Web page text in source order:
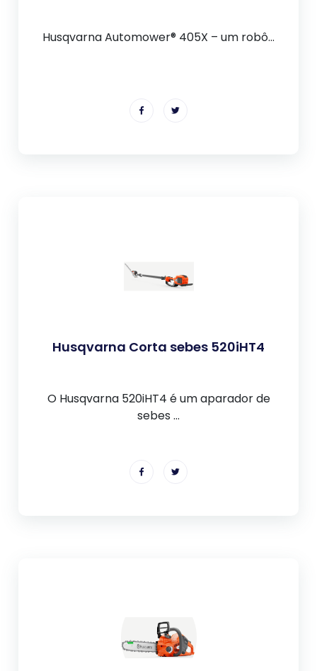
Husqvarna Automower® 405X – um robô...
Husqvarna Corta sebes 520iHT4
O Husqvarna 520iHT4 é um aparador de
sebes ...